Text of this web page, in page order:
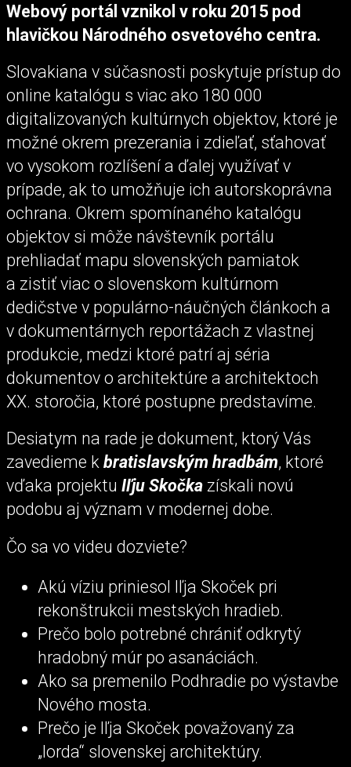
Webový portál vznikol v roku 2015 pod
hlavičkou Národného osvetového centra.
Slovakiana v súčasnosti poskytuje prístup do
online katalógu s viac ako 180 000
digitalizovaných kultúrnych objektov, ktoré je
možné okrem prezerania i zdieľať, sťahovať
vo vysokom rozlíšení a ďalej využívať v
prípade, ak to umožňuje ich autorskoprávna
ochrana. Okrem spomínaného katalógu
objektov si môže návštevník portálu
prehliadať mapu slovenských pamiatok
a zistiť viac o slovenskom kultúrnom
dedičstve v populárno-náučných článkoch a
v dokumentárnych reportážach z vlastnej
produkcie, medzi ktoré patrí aj séria
dokumentov o architektúre a architektoch
XX. storočia, ktoré postupne predstavíme.
Desiatym na rade je dokument, ktorý Vás
zavedieme k bratislavským hradbám, ktoré
vďaka projektu Iľju Skočka získali novú
podobu aj význam v modernej dobe.
Čo sa vo videu dozviete?
Akú víziu priniesol Iľja Skoček pri
rekonštrukcii mestských hradieb.
Prečo bolo potrebné chrániť odkrytý
hradobný múr po asanáciách.
Ako sa premenilo Podhradie po výstavbe
Nového mosta.
Prečo je Iľja Skoček považovaný za
„lorda“ slovenskej architektúry.